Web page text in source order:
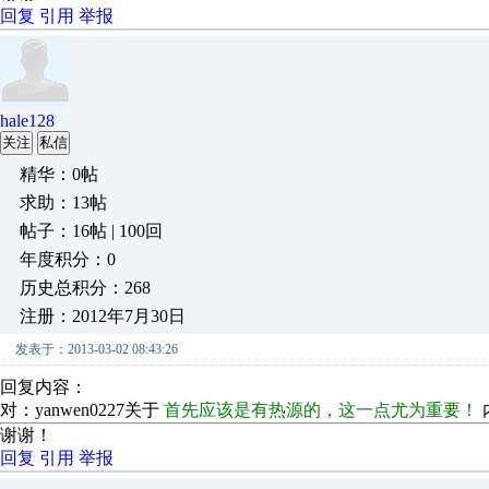
回复 引用 举报
hale128
关注 私信
精华：0帖
求助：13帖
帖子：16帖 | 100回
年度积分：0
历史总积分：268
注册：2012年7月30日
发表于：2013-03-02 08:43:26
回复内容：
对：yanwen0227关于 首先应该是有热源的，这一点尤为重要！
谢谢！
回复 引用 举报